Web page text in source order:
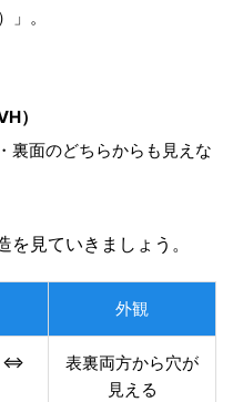
。
）
裏面のどちらからも見えな
見ていきましょう。
外観
⇔
表裏両方から穴が
見える